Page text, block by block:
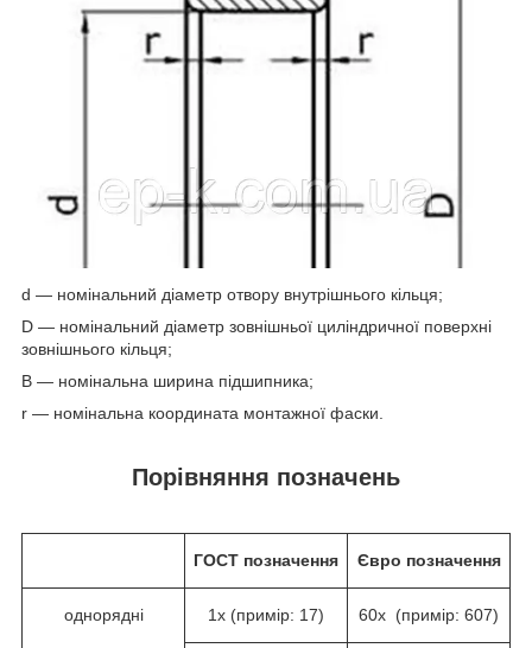
d — номінальний діаметр отвору внутрішнього кільця;
D — номінальний діаметр зовнішньої циліндричної поверхні
зовнішнього кільця;
B — номінальна ширина підшипника;
r — номінальна координата монтажної фаски.
Порівняння позначень
ГОСТ позначення Євро позначення
однорядні 1х (примір: 17) 60х (примір: 607)